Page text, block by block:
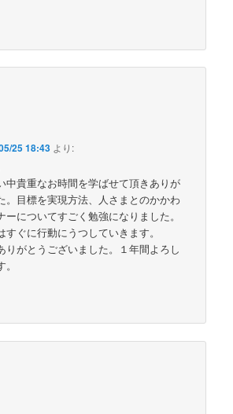
25 18:43 より:
中貴重なお時間を学ばせて頂きありが
。目標を実現方法、人さまとのかかわ
ーについてすごく勉強になりました。
ぐに行動にうつしていきます。
りがとうございました。１年間よろし